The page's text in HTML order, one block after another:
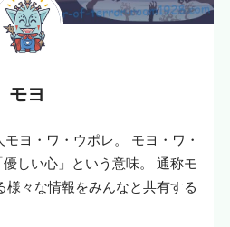
モヨ
ヨ・ワ・ウポレ。 モヨ・ワ・
しい心」という意味。 通称モ
様々な情報をみんなと共有する